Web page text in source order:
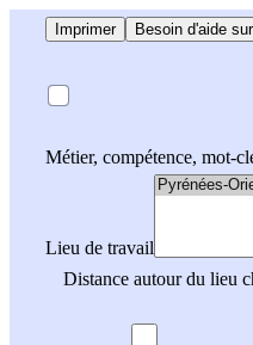
Imprimer Besoin d'aide
Métier, compétence, mot-
Lieu de travail
Distance autour du lieu